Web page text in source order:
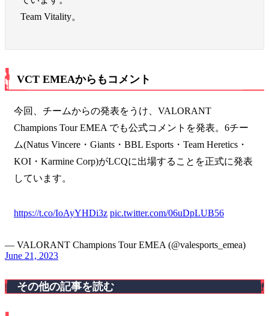
Team Vitality。
VCT EMEAからもコメント
今回、チームからの発表をうけ、VALORANT
Champions Tour EMEA でも公式コメントを発表。6チー
ム(Natus Vincere・Giants・BBL Esports・Team Heretics・
KOI・Karmine Corp)がLCQに出場することを正式に発表
しています。
https://t.co/IoAyYHDi3z pic.twitter.com/06uDpLUB56
— VALORANT Champions Tour EMEA (@valesports_emea)
June 21, 2023
その他の記事を読む